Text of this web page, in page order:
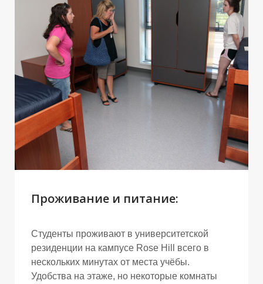
Проживание и питание:
Студенты проживают в университетской
резиденции на кампусе Rose Hill всего в
нескольких минутах от места учёбы.
Удобства на этаже, но некоторые комнаты